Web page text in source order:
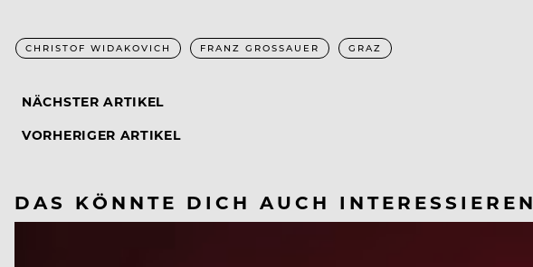
CHRISTOF WIDAKOVICH FRANZ GROSSAUER GRAZ
NÄCHSTER ARTIKEL
VORHERIGER ARTIKEL
DAS KÖNNTE DICH AUCH INTERESSIEREN